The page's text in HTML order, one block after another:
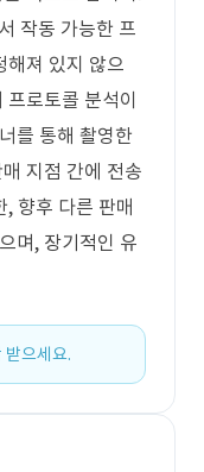
작동 가능한 프
해져 있지 않으
로토콜 분석이
를 통해 촬영한
지점 간에 전송
향후 다른 판매
며, 장기적인 유
받으세요.